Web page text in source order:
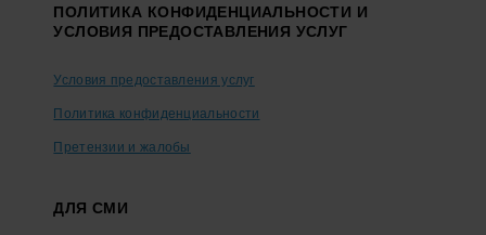
ПОЛИТИКА КОНФИДЕНЦИАЛЬНОСТИ И
УСЛОВИЯ ПРЕДОСТАВЛЕНИЯ УСЛУГ
Условия предоставления услуг
Политика конфиденциальности
Претензии и жалобы
ДЛЯ СМИ